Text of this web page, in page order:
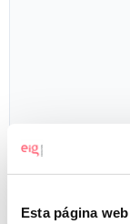
Esta página
interesado. Tiene derecho